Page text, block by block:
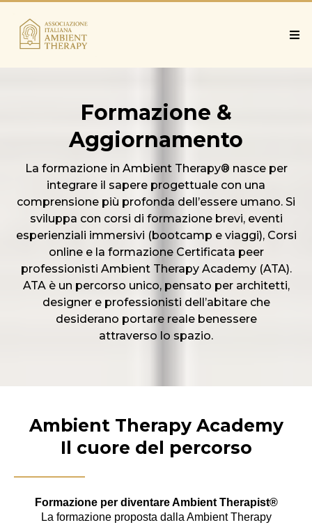
Formazione &
Aggiornamento
La formazione in Ambient Therapy® nasce per
integrare il sapere progettuale con una
comprensione più profonda dell’essere umano. Si
sviluppa con corsi di formazione brevi, eventi
esperienziali immersivi (bootcamp e viaggi), Corsi
online e la formazione Certificata peer
professionisti Ambient Therapy Academy (ATA).
ATA è un percorso unico, pensato per architetti,
designer e professionisti dell’abitare che
desiderano portare reale benessere
attraverso lo spazio.
Ambient Therapy Academy
Il cuore del percorso
Formazione per diventare Ambient Therapist®
La formazione proposta dalla Ambient Therapy